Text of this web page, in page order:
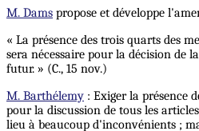
M. Dams propose et développe
« La présence des trois quarts des
sera nécessaire pour la décision de
futur. » (C., 15 nov.)
M. Barthélemy : Exiger la présence
pour la discussion de tous les
lieu à beaucoup d'inconvénients ;